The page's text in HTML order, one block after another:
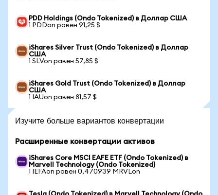
PDD Holdings (Ondo Tokenized) в Доллар США
1 PDDon равен 91,25 $
iShares Silver Trust (Ondo Tokenized) в Доллар
США
1 SLVon равен 57,85 $
iShares Gold Trust (Ondo Tokenized) в Доллар
США
1 IAUon равен 81,57 $
Изучите больше вариантов конвертации
Расширенные конвертации активов
iShares Core MSCI EAFE ETF (Ondo Tokenized) в
Marvell Technology (Ondo Tokenized)
1 IEFAon равен 0,470939 MRVLon